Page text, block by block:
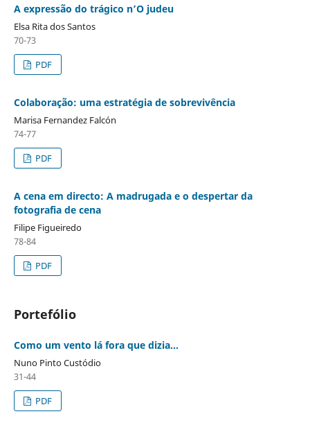
A expressão do trágico n’O judeu
Elsa Rita dos Santos
70-73
PDF
Colaboração: uma estratégia de sobrevivência
Marisa Fernandez Falcón
74-77
PDF
A cena em directo: A madrugada e o despertar da
fotografia de cena
Filipe Figueiredo
78-84
PDF
Portefólio
Como um vento lá fora que dizia...
Nuno Pinto Custódio
31-44
PDF